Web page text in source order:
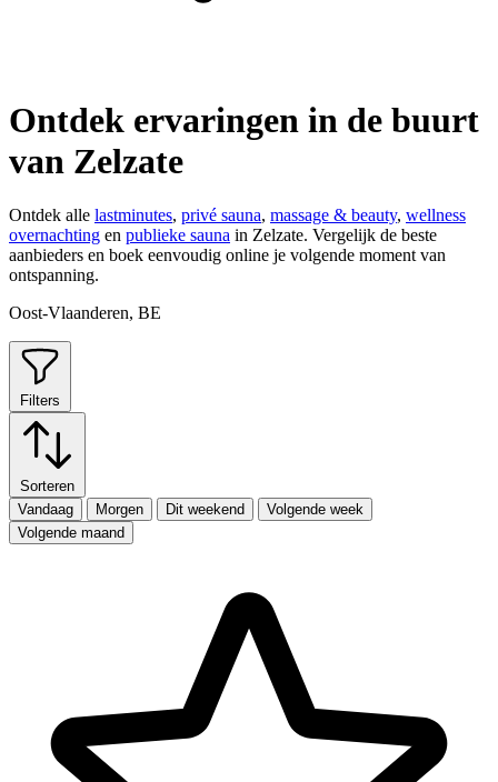
Ontdek ervaringen in de buurt
van Zelzate
Ontdek alle lastminutes, privé sauna, massage & beauty, wellness
overnachting en publieke sauna in Zelzate. Vergelijk de beste
aanbieders en boek eenvoudig online je volgende moment van
ontspanning.
Oost-Vlaanderen, BE
Filters
Sorteren
Vandaag
Morgen Dit weekend
Volgende week
Volgende maand